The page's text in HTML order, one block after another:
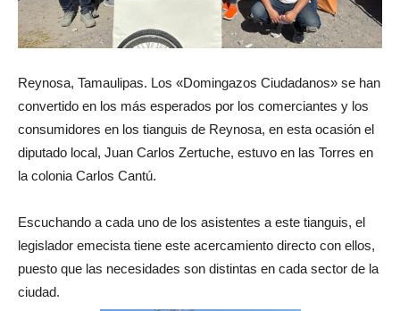
Reynosa, Tamaulipas. Los «Domingazos Ciudadanos» se han
convertido en los más esperados por los comerciantes y los
consumidores en los tianguis de Reynosa, en esta ocasión el
diputado local, Juan Carlos Zertuche, estuvo en las Torres en
la colonia Carlos Cantú.
Escuchando a cada uno de los asistentes a este tianguis, el
legislador emecista tiene este acercamiento directo con ellos,
puesto que las necesidades son distintas en cada sector de la
ciudad.